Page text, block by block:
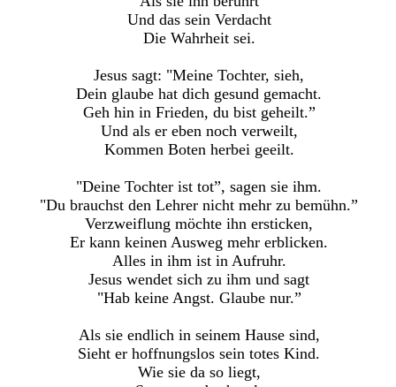
Und das sein Verdacht
Die Wahrheit sei.
Jesus sagt: "Meine Tochter, sieh,
Dein glaube hat dich gesund gemacht.
Geh hin in Frieden, du bist geheilt.”
Und als er eben noch verweilt,
Kommen Boten herbei geeilt.
"Deine Tochter ist tot”, sagen sie ihm.
"Du brauchst den Lehrer nicht mehr zu bemühn.”
Verzweiflung möchte ihn ersticken,
Er kann keinen Ausweg mehr erblicken.
Alles in ihm ist in Aufruhr.
Jesus wendet sich zu ihm und sagt
"Hab keine Angst. Glaube nur.”
Als sie endlich in seinem Hause sind,
Sieht er hoffnungslos sein totes Kind.
Wie sie da so liegt,